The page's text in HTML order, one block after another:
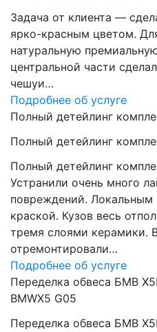
Задача от клиента —
ярко-красным цветом.
натуральную
центральной части
чешуи…
Подробнее об услуге
Полный детейлинг
Полный детейлинг
Полный детейлинг
Устранили очень много
повреждений. Локальным
краской. Кузов весь
тремя слоями керамики.
отремонтировали…
Подробнее об услуге
Переделка обвеса БМВ
BMWX5 G05
Переделка обвеса БМВ